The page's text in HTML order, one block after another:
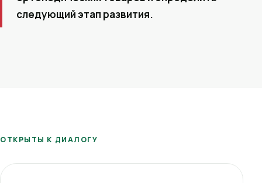
следующий этап развития.
ОТКРЫТЫ К ДИАЛОГУ